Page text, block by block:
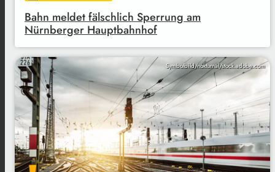
Bahn meldet fälschlich Sperrung am
Nürnberger Hauptbahnhof
Symbolbild/nokturnal/stock.adobe.com